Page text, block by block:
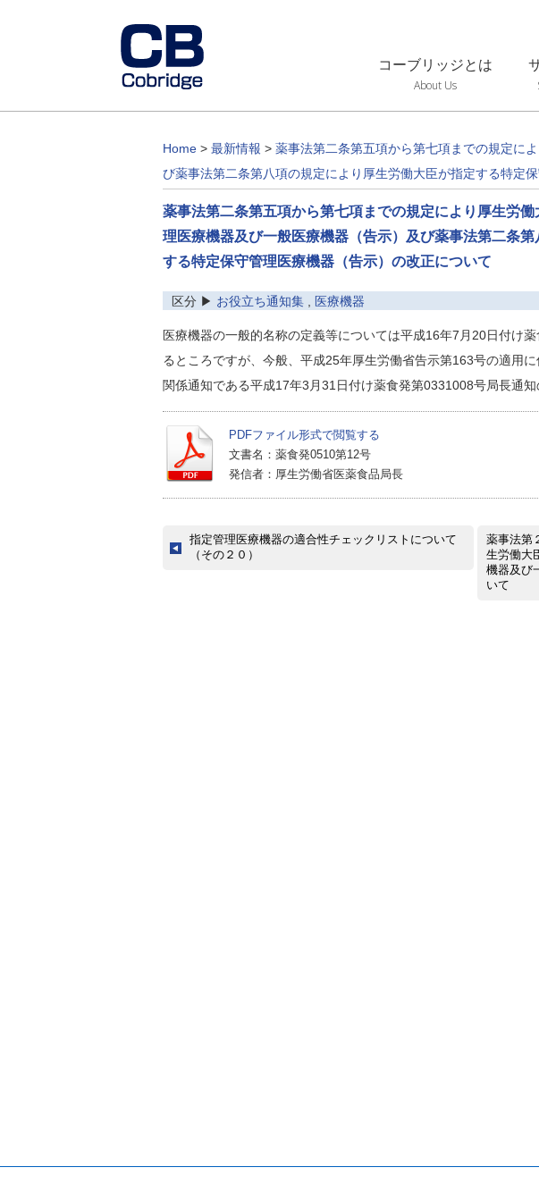
コーブリッジとは
About Us
Home > 最新情報 > 薬事法第二条第五項から第七項までの規定に
び薬事法第二条第八項の規定により厚生労働大臣が指定する特定
薬事法第二条第五項から第七項までの規定により厚生労
理医療機器及び一般医療機器（告示）及び薬事法第二条
する特定保守管理医療機器（告示）の改正について
区分 ▶ お役立ち通知集 医療機器
医療機器の一般的名称の定義等については平成16年7月20日付け
るところですが、今般、平成25年厚生労働省告示第163号の適用
関係通知である平成17年3月31日付け薬食発第0331008号局長通知
PDFファイル形式で閲覧する
文書名：薬食発0510第12号
発信者：厚生労働省医薬食品局長
指定管理医療機器の適合性チェックリストについて
（その２０）
薬事法第
生労働大
機器及び
いて